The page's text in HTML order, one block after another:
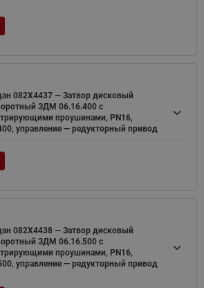
082X4437 — Затвор дисковый
ЗДМ 06.16.400 с
проушинами, PN16,
управление — редукторный привод
082X4438 — Затвор дисковый
ЗДМ 06.16.500 с
проушинами, PN16,
управление — редукторный привод